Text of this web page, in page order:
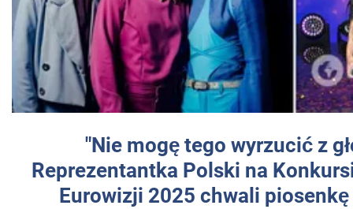
"Nie mogę tego wyrzucić z
Reprezentantka Polski na
Eurowizji 2025 chwali